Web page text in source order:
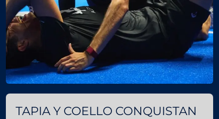
TAPIA Y COELLO CONQUISTAN